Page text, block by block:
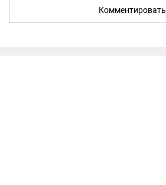
Комментировать